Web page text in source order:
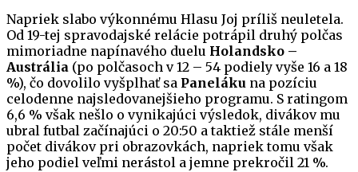
Napriek slabo výkonnému Hlasu Joj príliš neuletela.
Od 19-tej spravodajské relácie potrápil druhý polčas
mimoriadne napínavého duelu Holandsko –
Austrália (po polčasoch v 12 – 54 podiely vyše 16 a 18
%), čo dovolilo vyšplhať sa Paneláku na pozíciu
celodenne najsledovanejšieho programu. S ratingom
6,6 % však nešlo o vynikajúci výsledok, divákov mu
ubral futbal začínajúci o 20:50 a taktiež stále menší
počet divákov pri obrazovkách, napriek tomu však
jeho podiel veľmi nerástol a jemne prekročil 21 %.